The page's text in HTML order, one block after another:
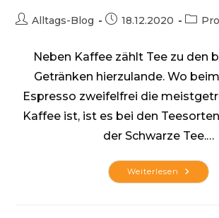
Beitrags-
Alltags-Blog
Beitrag18.12.2020
Neben Kaffee zählt Tee zu den
Getränken hierzulande. Wo
Espresso zweifelfrei die
Kaffee ist, ist es bei den
der Schwarze Tee.…
Weiterlesen Die